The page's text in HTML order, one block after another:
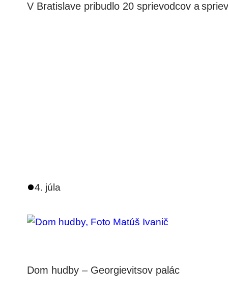
V Bratislave pribudlo 20 sprievodcov a
4. júla
Dom hudby – Georgievitsov palác